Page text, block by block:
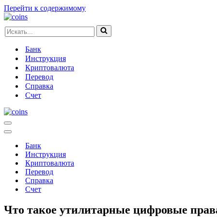
Перейти к содержимому
Искать...
Банк
Инструкция
Криптовалюта
Перевод
Справка
Счет
Меню
навигации
Меню
навигацииБанк
Инструкция
Криптовалюта
Перевод
Справка
Счет
Что такое утилитарные цифровые